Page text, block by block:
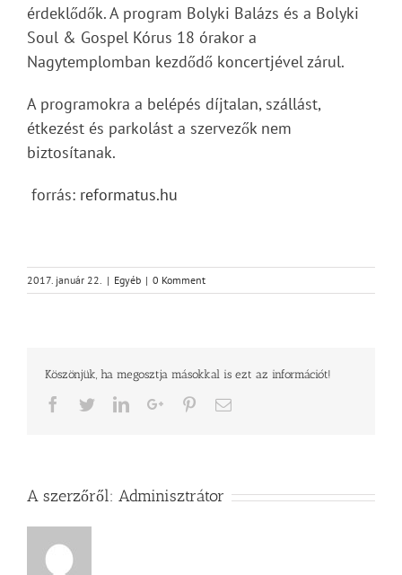
érdeklődők. A program Bolyki Balázs és a Bolyki
Soul & Gospel Kórus 18 órakor a
Nagytemplomban kezdődő koncertjével zárul.
A programokra a belépés díjtalan, szállást,
étkezést és parkolást a szervezők nem
biztosítanak.
forrás: reformatus.hu
2017. január 22. | Egyéb | 0 Komment
Köszönjük, ha megosztja másokkal is ezt az információt!
Facebook
TwitterLinkedInGoogle+PinterestEmail
A szerzőről: Adminisztrátor